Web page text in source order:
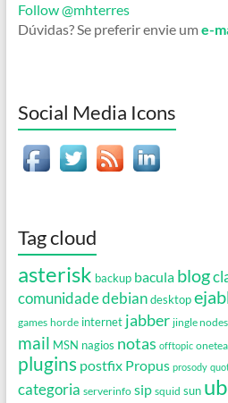
Follow @mhterres
Dúvidas? Se preferir envie ume-
Social Media Icons
Tag cloud
asterisk backup bacula blog
comunidadedebian desktop
games horde internet jabber jingle nodes
mail MSN nagios notas offtopic
plugins postfix Propus prosody
categoria serverinfo sip squid sun